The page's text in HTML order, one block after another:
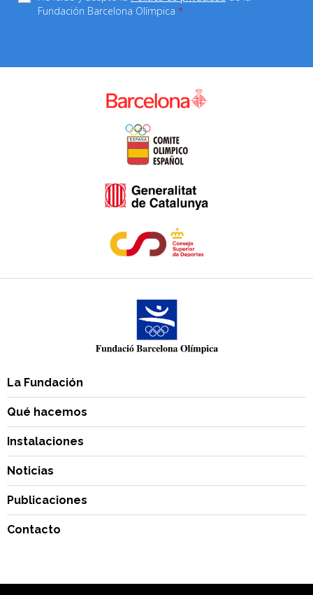
Fundación Barcelona Olímpica *
La Fundación
Qué hacemos
Instalaciones
Noticias
Publicaciones
Contacto